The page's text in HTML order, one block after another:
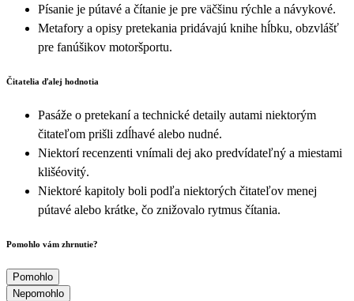
Písanie je pútavé a čítanie je pre väčšinu rýchle a návykové.
Metafory a opisy pretekania pridávajú knihe hĺbku, obzvlášť
pre fanúšikov motoršportu.
Čitatelia ďalej hodnotia
Pasáže o pretekaní a technické detaily autami niektorým
čitateľom prišli zdĺhavé alebo nudné.
Niektorí recenzenti vnímali dej ako predvídateľný a miestami
klišéovitý.
Niektoré kapitoly boli podľa niektorých čitateľov menej
pútavé alebo krátke, čo znižovalo rytmus čítania.
Pomohlo vám zhrnutie?
Pomohlo
Nepomohlo